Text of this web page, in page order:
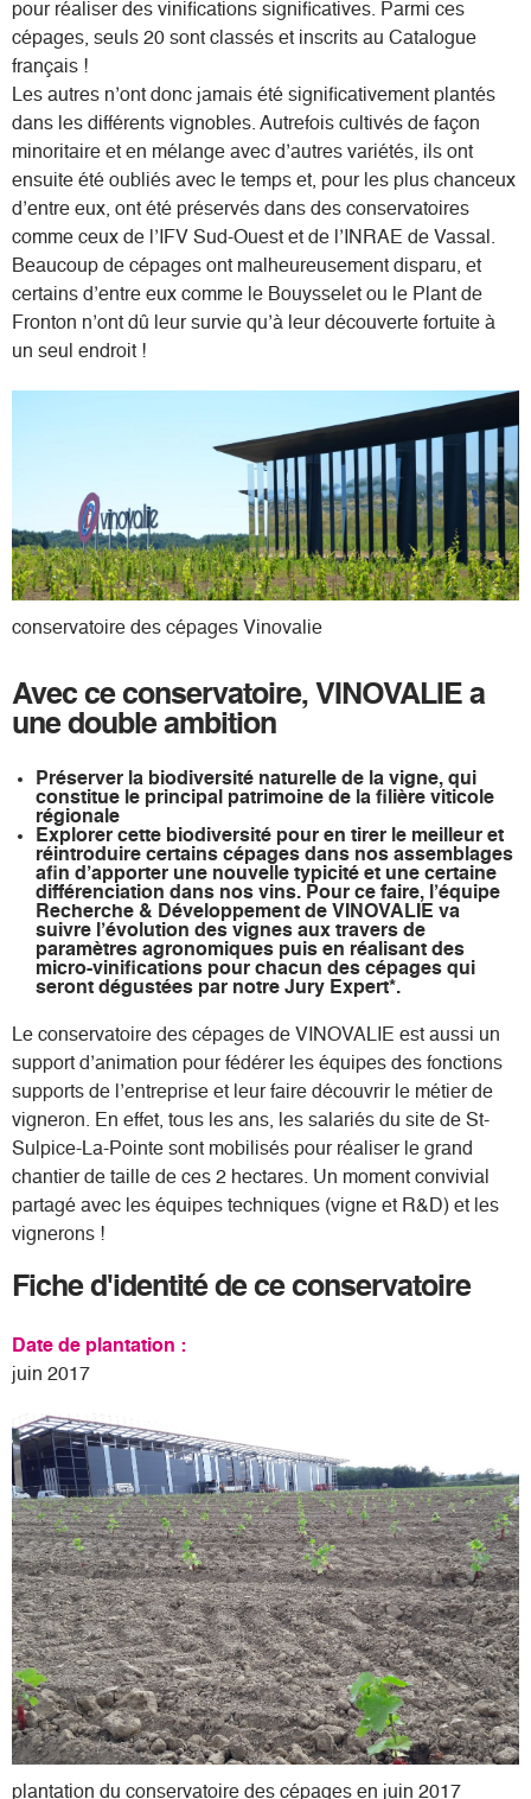
pour réaliser des vinifications significatives. Parmi ces
cépages, seuls 20 sont classés et inscrits au Catalogue
français !
Les autres n’ont donc jamais été significativement plantés
dans les différents vignobles. Autrefois cultivés de façon
minoritaire et en mélange avec d’autres variétés, ils ont
ensuite été oubliés avec le temps et, pour les plus chanceux
d’entre eux, ont été préservés dans des conservatoires
comme ceux de l’IFV Sud-Ouest et de l’INRAE de Vassal.
Beaucoup de cépages ont malheureusement disparu, et
certains d’entre eux comme le Bouysselet ou le Plant de
Fronton n’ont dû leur survie qu’à leur découverte fortuite à
un seul endroit !
conservatoire des cépages Vinovalie
Avec ce conservatoire, VINOVALIE a
une double ambition
Préserver la biodiversité naturelle de la vigne, qui
constitue le principal patrimoine de la filière viticole
régionale
Explorer cette biodiversité pour en tirer le meilleur et
réintroduire certains cépages dans nos assemblages
afin d’apporter une nouvelle typicité et une certaine
différenciation dans nos vins. Pour ce faire, l’équipe
Recherche & Développement de VINOVALIE va
suivre l’évolution des vignes aux travers de
paramètres agronomiques puis en réalisant des
micro-vinifications pour chacun des cépages qui
seront dégustées par notre Jury Expert*.
Le conservatoire des cépages de VINOVALIE est aussi un
support d’animation pour fédérer les équipes des fonctions
supports de l’entreprise et leur faire découvrir le métier de
vigneron. En effet, tous les ans, les salariés du site de St-
Sulpice-La-Pointe sont mobilisés pour réaliser le grand
chantier de taille de ces 2 hectares. Un moment convivial
partagé avec les équipes techniques (vigne et R&D) et les
vignerons !
Fiche d'identité de ce conservatoire
Date de plantation :
juin 2017
plantation du conservatoire des cépages en juin 2017